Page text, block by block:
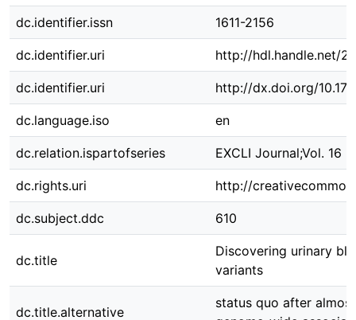
dc.identifier.issn 1611-2156
dc.identifier.uri http://hdl.handle.net/
dc.identifier.uri http://dx.doi.org/
dc.language.iso en
dc.relation.ispartofseries EXCLI Journal;Vol. 16
dc.rights.uri http://
dc.subject.ddc 610
dc.title
Discovering urinary
variants
dc.title.alternative
status quo after